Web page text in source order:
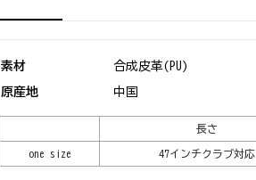
素材 合成皮革(PU)
原産地 中国
長さ
one size 47インチクラブ対応